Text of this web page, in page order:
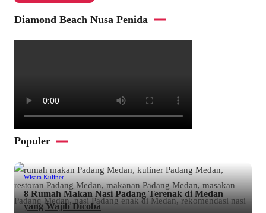
Diamond Beach Nusa Penida
Populer
Wisata Kuliner
8 Rumah Makan Nasi Padang Terenak di Medan
yang Wajib Dicoba